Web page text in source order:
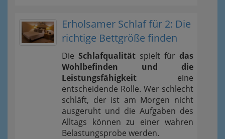
Erholsamer Schlaf für 2: Die
richtige Bettgröße finden
Die Schlafqualität spielt für das
Wohlbefinden und die
Leistungsfähigkeit eine
entscheidende Rolle. Wer schlecht
schläft, der ist am Morgen nicht
ausgeruht und die Aufgaben des
Alltags können zu einer wahren
Belastungsprobe werden.